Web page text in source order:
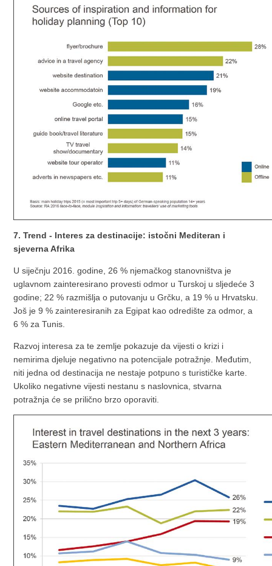
7. Trend - Interes za destinacije: istočni Mediteran i
sjeverna Afrika
U siječnju 2016. godine, 26 % njemačkog stanovništva je
uglavnom zainteresirano provesti odmor u Turskoj u sljedeće 3
godine; 22 % razmišlja o putovanju u Grčku, a 19 % u Hrvatsku.
Još je 9 % zainteresiranih za Egipat kao odredište za odmor, a
6 % za Tunis.
Razvoj interesa za te zemlje pokazuje da vijesti o krizi i
nemirima djeluje negativno na potencijale potražnje. Međutim,
niti jedna od destinacija ne nestaje potpuno s turističke karte.
Ukoliko negativne vijesti nestanu s naslovnica, stvarna
potražnja će se prilično brzo oporaviti.